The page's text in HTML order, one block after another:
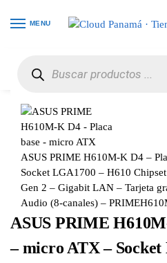
MENU
ASUS PRIME H610M-K D4 –
Socket LGA1700 – H610
Gen 2 – Gigabit LAN – Tarjeta
Audio (8-canales) –
ASUS PRIME
– micro ATX –